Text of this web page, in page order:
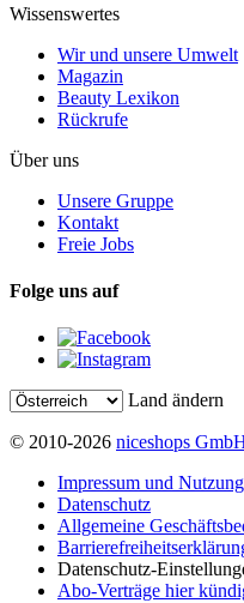
Wissenswertes
Wir und unsere Umwelt
Magazin
Beauty Lexikon
Rückrufe
Über uns
Unsere Gruppe
Kontakt
Freie Jobs
Folge uns auf
Land ändern
© 2010-2026 niceshops
Impressum und
Datenschutz
Allgemeine
Datenschutz-
Abo-Verträge hier